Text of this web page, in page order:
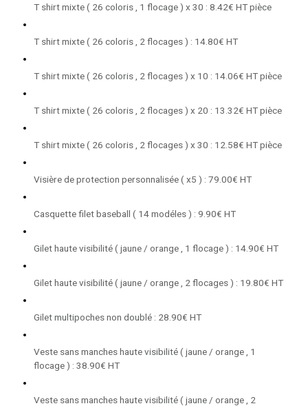
T shirt mixte ( 26 coloris , 1 flocage ) x 30 : 8.42€ HT pièce
T shirt mixte ( 26 coloris , 2 flocages ) : 14.80€ HT
T shirt mixte ( 26 coloris , 2 flocages ) x 10 : 14.06€ HT pièce
T shirt mixte ( 26 coloris , 2 flocages ) x 20 : 13.32€ HT pièce
T shirt mixte ( 26 coloris , 2 flocages ) x 30 : 12.58€ HT pièce
Visière de protection personnalisée ( x5 ) : 79.00€ HT
Casquette filet baseball ( 14 modéles ) : 9.90€ HT
Gilet haute visibilité ( jaune / orange , 1 flocage ) : 14.90€ HT
Gilet haute visibilité ( jaune / orange , 2 flocages ) : 19.80€ HT
Gilet multipoches non doublé : 28.90€ HT
Veste sans manches haute visibilité ( jaune / orange , 1
flocage ) : 38.90€ HT
Veste sans manches haute visibilité ( jaune / orange , 2